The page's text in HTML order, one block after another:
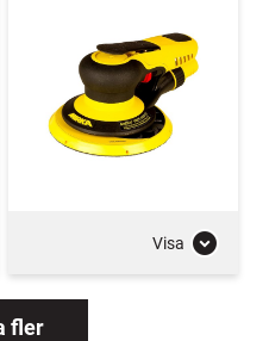
Visa
fler